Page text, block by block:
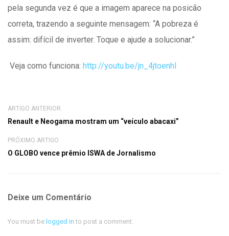
pela segunda vez é que a imagem aparece na posicão
correta, trazendo a seguinte mensagem: “A pobreza é
assim: difícil de inverter. Toque e ajude a solucionar.”
Veja como funciona: http://youtu.be/jn_4jtoenhI
ARTIGO ANTERIOR
Renault e Neogama mostram um “veículo abacaxi”
PRÓXIMO ARTIGO
O GLOBO vence prêmio ISWA de Jornalismo
Deixe um Comentário
You must be logged in to post a comment.